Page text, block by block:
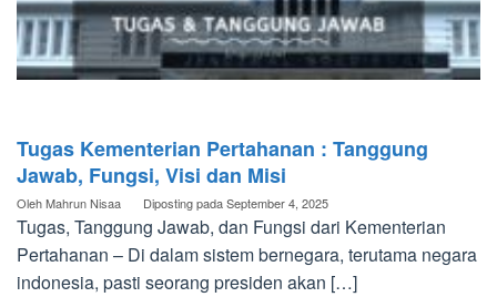
Tugas Kementerian Pertahanan : Tanggung
Jawab, Fungsi, Visi dan Misi
OlehMahrun Nisaa Diposting padaSeptember 4, 2025
Tugas, Tanggung Jawab, dan Fungsi dari Kementerian
Pertahanan – Di dalam sistem bernegara, terutama negara
indonesia, pasti seorang presiden akan […]